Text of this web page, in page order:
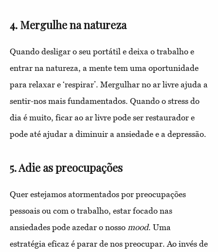
4. Mergulhe na natureza
Quando desligar o seu portátil e deixa o trabalho e
entrar na natureza, a mente tem uma oportunidade
para relaxar e ‘respirar’. Mergulhar no ar livre ajuda a
sentir-nos mais fundamentados. Quando o stress do
dia é muito, ficar ao ar livre pode ser restaurador e
pode até ajudar a diminuir a ansiedade e a depressão.
5. Adie as preocupações
Quer estejamos atormentados por preocupações
pessoais ou com o trabalho, estar focado nas
ansiedades pode azedar o nosso mood. Uma
estratégia eficaz é parar de nos preocupar. Ao invés de